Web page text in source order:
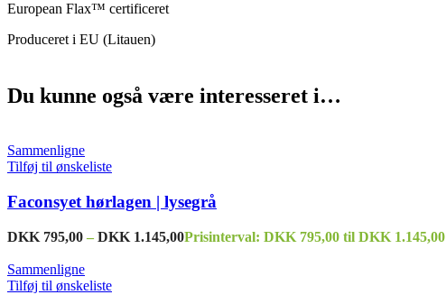
European Flax™ certificeret
Produceret i EU (Litauen)
Du kunne også være interesseret i…
Sammenligne
Tilføj til ønskeliste
Faconsyet hørlagen | lysegrå
DKK 795,00 – DKK 1.145,00Prisinterval: DKK 795,00 til DKK 1.145,00
Sammenligne
Tilføj til ønskeliste